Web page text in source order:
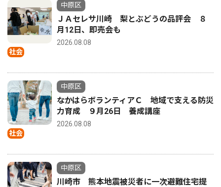
社会
中原区
ＪＡセレサ川崎 梨とぶどうの品評会 ８
月12日、即売会も
2026.08.08
社会
中原区
なかはらボランティアＣ 地域で支える防災
力育成 ９月26日 養成講座
2026.08.08
中原区
川崎市 熊本地震被災者に一次避難住宅提